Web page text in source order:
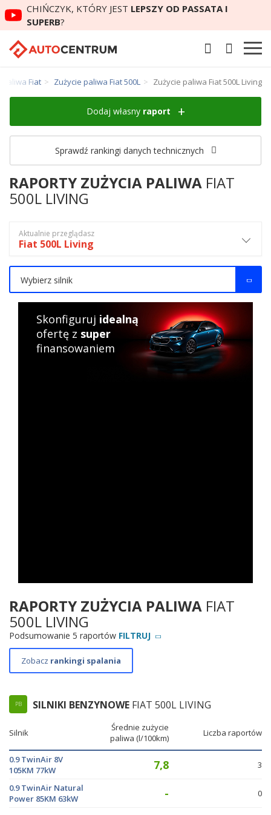
CHIŃCZYK, KTÓRY JEST LEPSZY OD PASSATA I
SUPERB?
paliwa Fiat Zużycie paliwa Fiat 500L Zużycie paliwa Fiat 500L Living
Dodaj własny raport
Sprawdź rankingi danych technicznych
RAPORTY ZUŻYCIA PALIWA FIAT
500L LIVING
Podsumowanie 5 raportów FILTRUJ
Zobacz rankingi spalania
PB SILNIKI BENZYNOWE FIAT 500L LIVING
Silnik
Średnie zużycie
paliwa (l/100km)
Liczba raportów
0.9 TwinAir 8V
105KM 77kW
7,8 3
0.9 TwinAir Natural
Power 85KM 63kW
- 0
RAPORTY ZUŻYCIA PALIWA FIAT
500L LIVING
Aktualnie przeglądasz
Fiat 500L Living
Wybierz silnik
Skonfiguruj idealną
ofertę z super
finansowaniem